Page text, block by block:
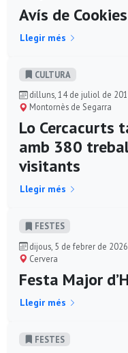
Avís de Cookies
Llegir més
CULTURA
dilluns, 14 de juliol de
Montornès de Segarra
Lo Cercacurts
amb 380
visitants
Llegir més
FESTES
dijous, 5 de febrer de 2026
Cervera
Festa Major
Llegir més
FESTES